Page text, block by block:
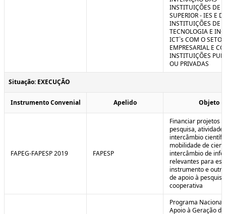
INSTITUIÇÕES DE
SUPERIOR - IES E
INSTITUIÇÕES DE
TECNOLOGIA E
ICT`s COM O SETOR
EMPRESARIAL E
INSTITUIÇÕES
OU PRIVADAS
Situação: EXECUÇÃO
Instrumento Convenial Apelido Objeto
FAPEG-FAPESP 2019 FAPESP
Financiar projetos
pesquisa,
intercâmbio
mobilidade de
intercâmbio de
relevantes para
instrumento e
de apoio à pesquisa
cooperativa
Programa Nacional
Apoio à Geração de